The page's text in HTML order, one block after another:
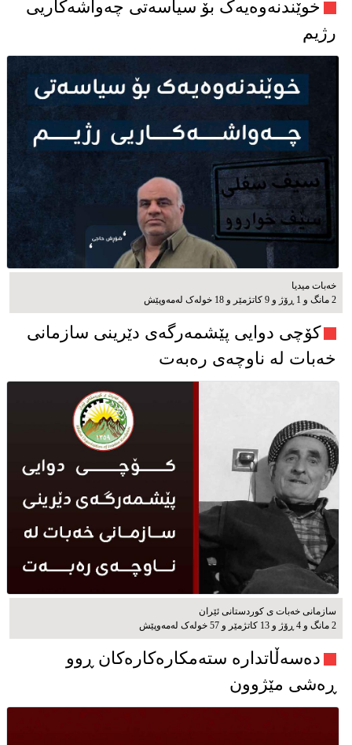
خوێندنەوەیەک بۆ سیاسەتی چەواشەکاریی
رژیم
خەبات میدیا
2 مانگ و 1 ڕۆژ و 9 کاتژمێر و 18 خوله‌ک له‌مه‌وپێش‌
کۆچی دوایی پێشمەرگەی دێرینی سازمانی
خەبات لە ناوچەی رەبەت
سازمانی خەبات ی كوردستانی ئێران
2 مانگ و 4 ڕۆژ و 13 کاتژمێر و 57 خوله‌ک له‌مه‌وپێش‌
دەسەڵاتدارە ستەمکارەکارەکان ڕوو
ڕەشی مێژوون